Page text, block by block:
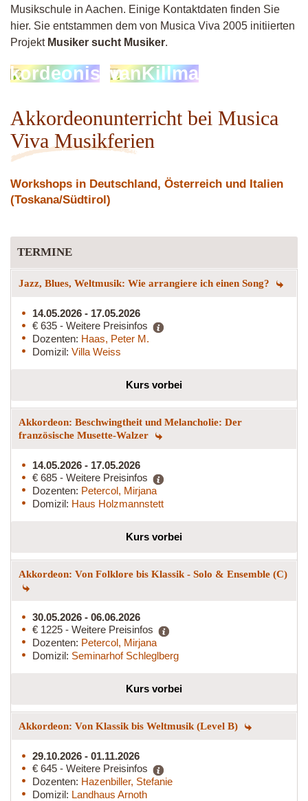
Musikschule in Aachen. Einige Kontaktdaten finden Sie
hier. Sie entstammen dem von Musica Viva 2005 initiierten
Projekt Musiker sucht Musiker.
vanKillma
Akkordeonunterricht bei Musica
Viva Musikferien
Workshops in Deutschland, Österreich und Italien
(Toskana/Südtirol)
TERMINE
Jazz, Blues, Weltmusik: Wie arrangiere ich einen Song?
14.05.2026 - 17.05.2026
€ 635 - Weitere Preisinfos
Dozenten: Haas, Peter M.
Domizil: Villa Weiss
Kurs vorbei
Akkordeon: Beschwingtheit und Melancholie: Der
französische Musette-Walzer
14.05.2026 - 17.05.2026
€ 685 - Weitere Preisinfos
Dozenten: Petercol, Mirjana
Domizil: Haus Holzmannstett
Kurs vorbei
Akkordeon: Von Folklore bis Klassik - Solo & Ensemble (C)
30.05.2026 - 06.06.2026
€ 1225 - Weitere Preisinfos
Dozenten: Petercol, Mirjana
Domizil: Seminarhof Schleglberg
Kurs vorbei
Akkordeon: Von Klassik bis Weltmusik (Level B)
29.10.2026 - 01.11.2026
€ 645 - Weitere Preisinfos
Dozenten: Hazenbiller, Stefanie
Domizil: Landhaus Arnoth